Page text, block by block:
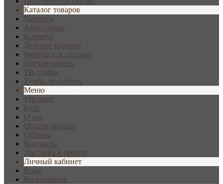
Каталог товаров
Матрасы
Аксессуары
Кровати
Детские кровати
Мебель для спальни
Мягкая мебель
ТВ-тумбы
Тумбы под обувь
Меню
Магазин
Блог
О нас
Оплата онлайн
Отзывы
Контакты
Доставка и оплата
Личный кабинет
Вход
Регистрация